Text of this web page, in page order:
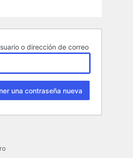
o dirección de correo